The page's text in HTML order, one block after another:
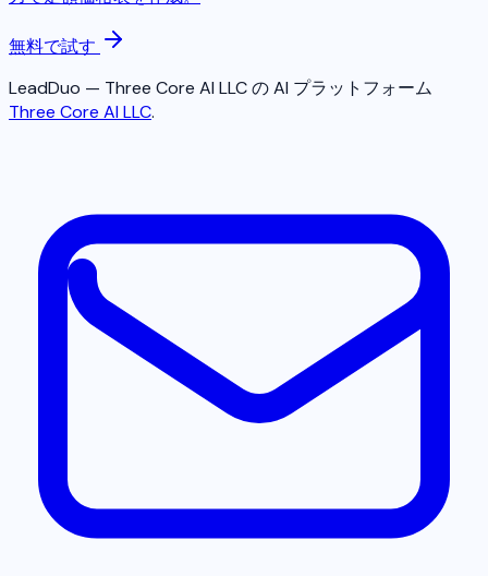
無料で試す
LeadDuo — Three Core AI LLC の AI プラットフォーム
Three Core AI LLC.